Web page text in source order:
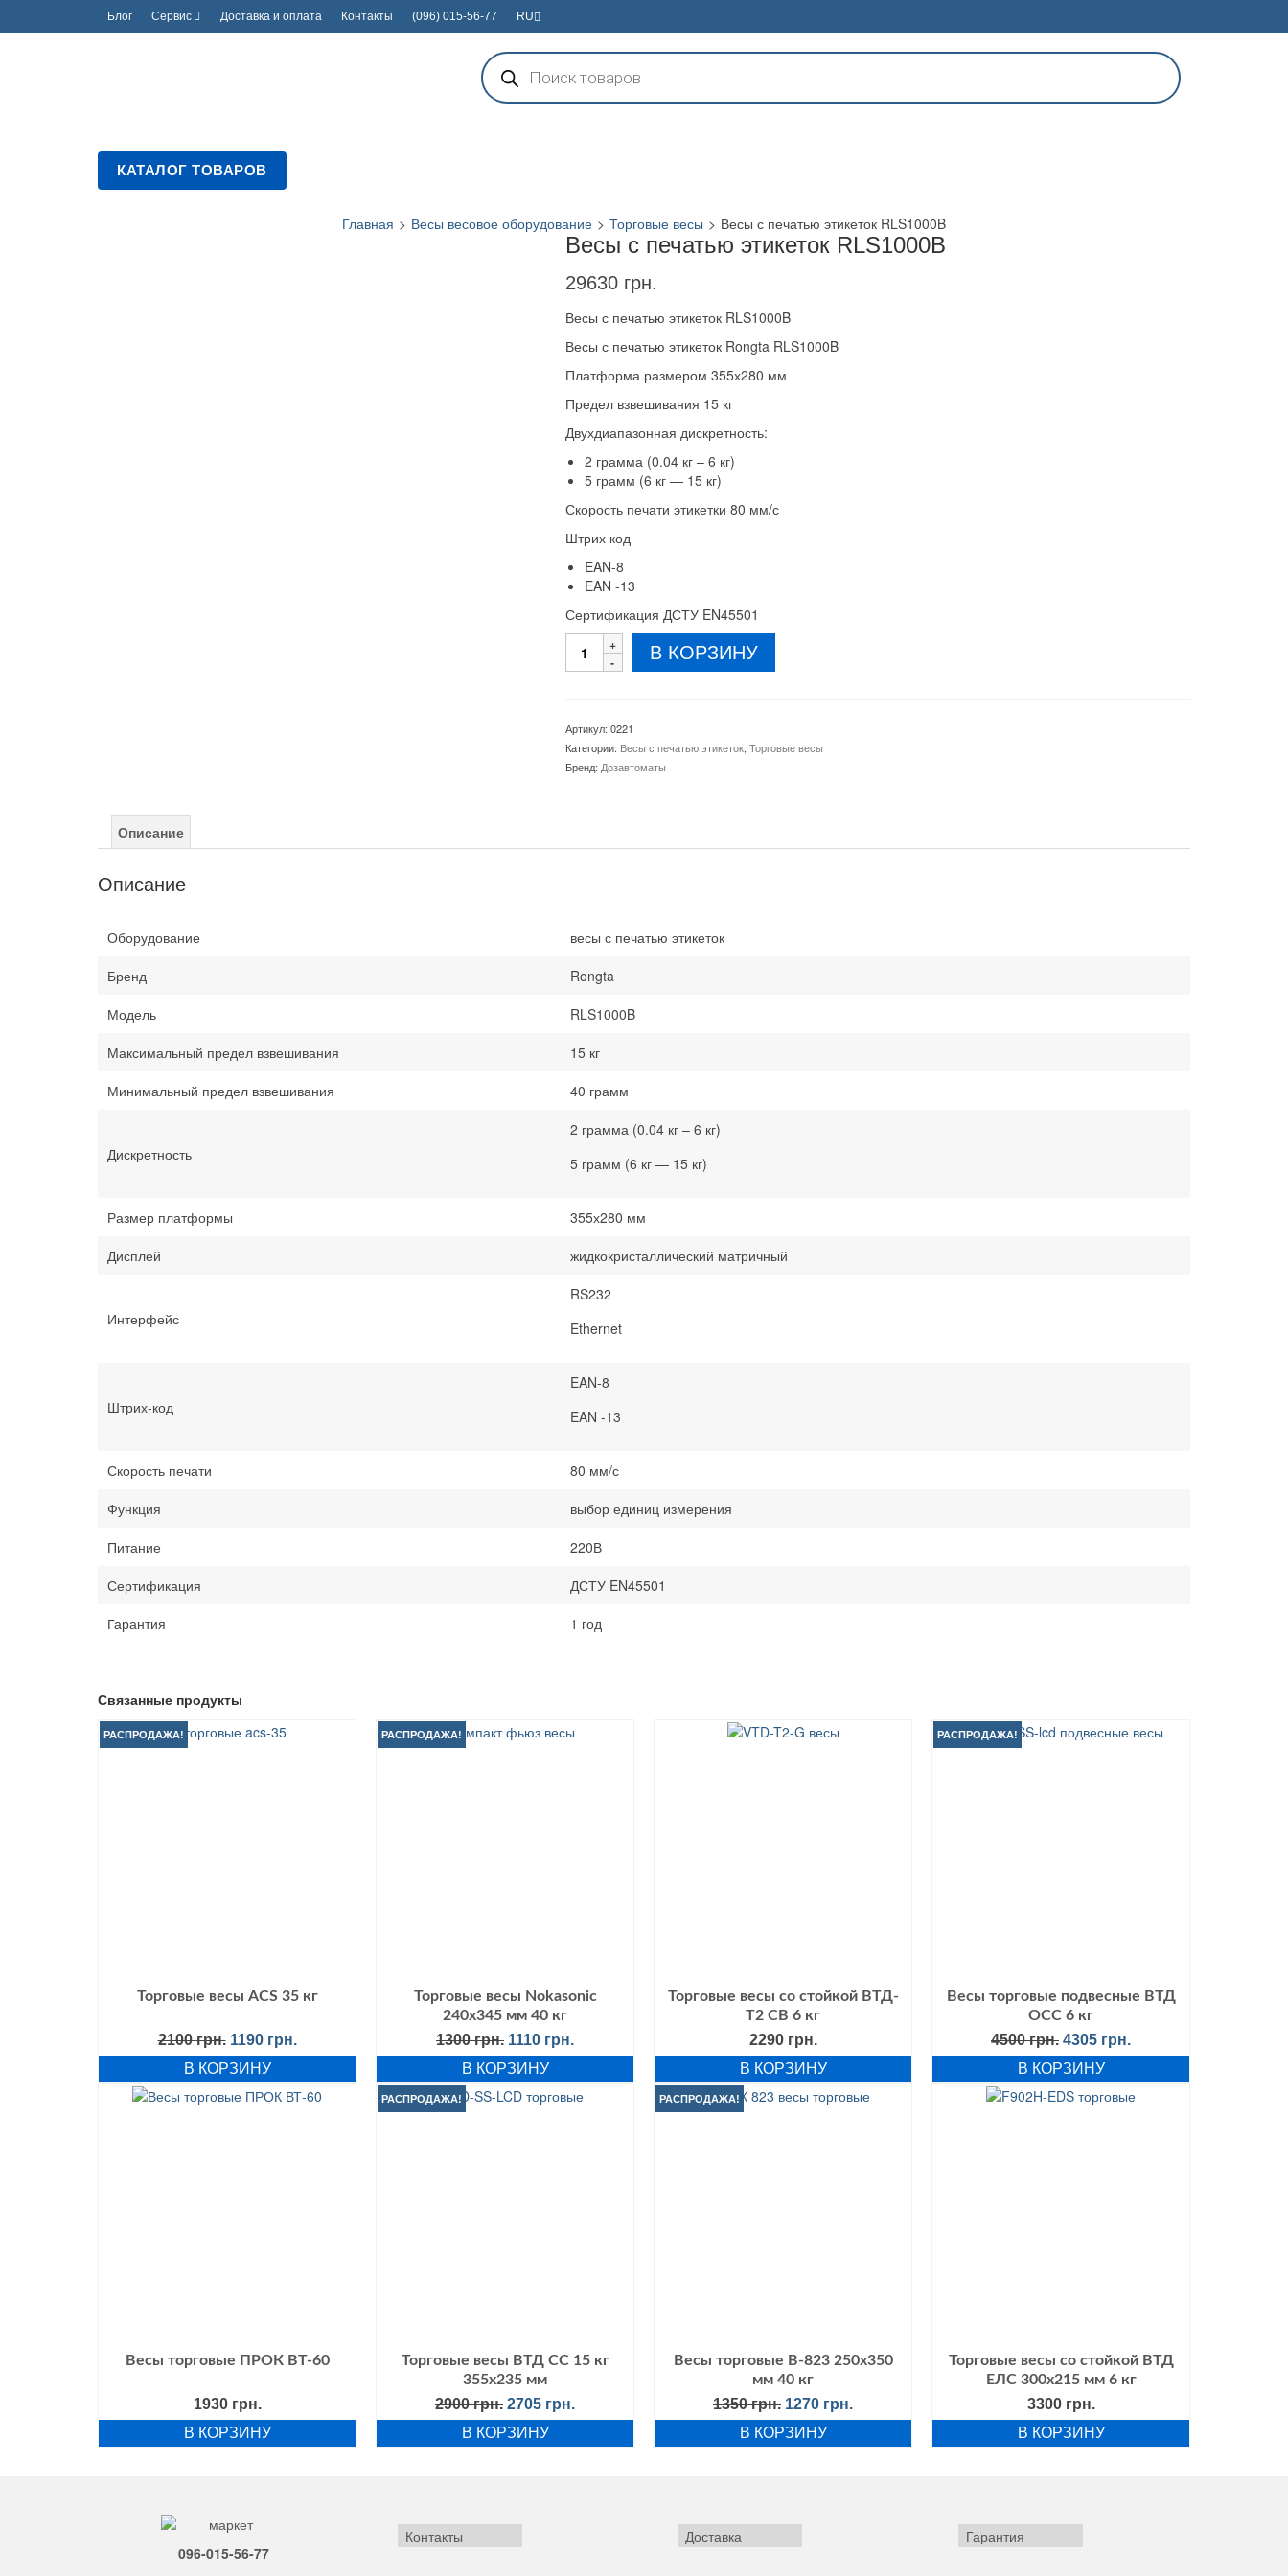
Блог Сервис Доставка и оплата Контакты (096) 015-56-77 RU
Поиск
товаров
КАТАЛОГ ТОВАРОВ
Главная > Весы весовое оборудование > Торговые весы > Весы с печатью этикеток RLS1000B
Весы с печатью этикеток RLS1000B
29630 грн.
Весы с печатью этикеток RLS1000B
Весы с печатью этикеток Rongta RLS1000B
Платформа размером 355х280 мм
Предел взвешивания 15 кг
Двухдиапазонная дискретность:
2 грамма (0.04 кг – 6 кг)
5 грамм (6 кг — 15 кг)
Скорость печати этикетки 80 мм/с
Штрих код
EAN-8
EAN -13
Сертификация ДСТУ EN45501
Количество
товара
этикеток
RLS1000B
В КОРЗИНУ
Артикул: 0221
Категории: Весы с печатью этикеток, Торговые весы
Бренд: Дозавтоматы
Описание
Описание
Оборудование
весы с печатью этикеток
Бренд
Rongta
Модель
RLS1000B
Максимальный предел взвешивания
15 кг
Минимальный предел взвешивания
40 грамм
Дискретность
2 грамма (0.04 кг – 6 кг)
5 грамм (6 кг — 15 кг)
Размер платформы
355х280 мм
Дисплей
жидкокристаллический матричный
Интерфейс
RS232
Ethernet
Штрих-код
EAN-8
EAN -13
Скорость печати
80 мм/с
Функция
выбор единиц измерения
Питание
220В
Сертификация
ДСТУ EN45501
Гарантия
1 год
Связанные продукты
РАСПРОДАЖА!
Торговые весы ACS 35 кг
2100грн. Первоначальная
цена
составляла
2100 грн..
1190 грн.
цена:
В КОРЗИНУ
РАСПРОДАЖА!
Торговые весы Nokasonic
240х345 мм 40 кг
1300грн. Первоначальная
цена
составляла
1300 грн..
1110 грн.
цена:
В КОРЗИНУ
Торговые весы со стойкой ВТД-
Т2 СВ 6 кг
2290 грн.
В КОРЗИНУ
РАСПРОДАЖА!
Весы торговые подвесные ВТД
ОСС 6 кг
4500грн. Первоначальная
цена
составляла
4500 грн..
4305 грн.
цена:
В КОРЗИНУ
Весы торговые ПРОК ВТ-60
1930 грн.
В КОРЗИНУ
РАСПРОДАЖА!
Торговые весы ВТД СС 15 кг
355х235 мм
2900грн. Первоначальная
цена
составляла
2705 грн.
цена:
В КОРЗИНУ
РАСПРОДАЖА!
Весы торговые В-823 250х350
мм 40 кг
1350грн. Первоначальная
цена
составляла
1270 грн.
цена:
В КОРЗИНУ
Торговые весы со стойкой ВТД
ЕЛС 300х215 мм 6 кг
3300 грн.
В КОРЗИНУ
096-015-56-77
Контакты Доставка Гарантия